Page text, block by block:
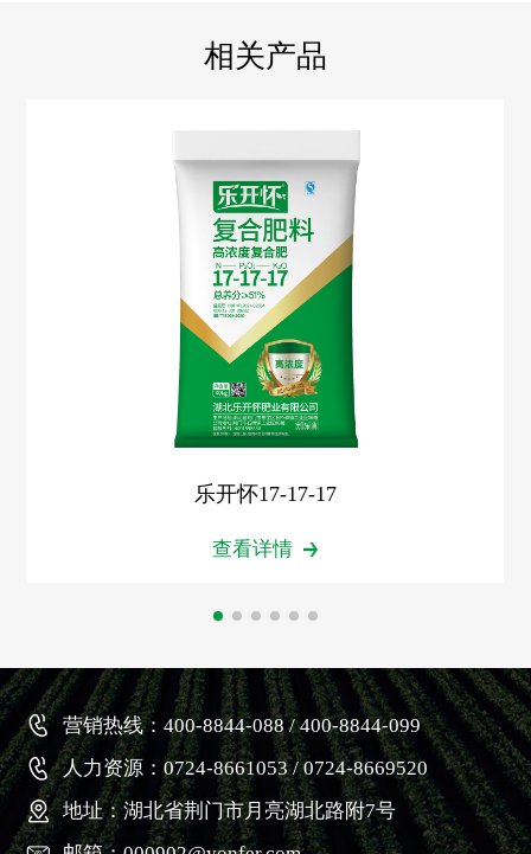
相关产品
乐开怀17-17-17
查看详情
营销热线：400-8844-088 / 400-8844-099
人力资源：0724-8661053 / 0724-8669520
地址：湖北省荆门市月亮湖北路附7号